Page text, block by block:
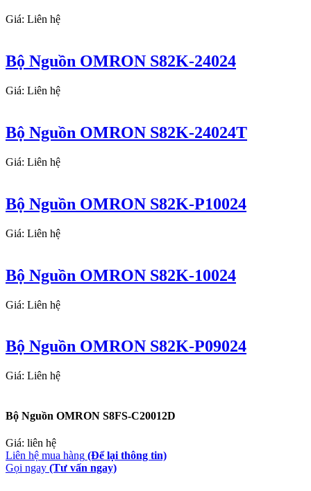
Giá: Liên hệ
Bộ Nguồn OMRON S82K-24024
Giá: Liên hệ
Bộ Nguồn OMRON S82K-24024T
Giá: Liên hệ
Bộ Nguồn OMRON S82K-P10024
Giá: Liên hệ
Bộ Nguồn OMRON S82K-10024
Giá: Liên hệ
Bộ Nguồn OMRON S82K-P09024
Giá: Liên hệ
Bộ Nguồn OMRON S8FS-C20012D
Giá: liên hệ
Liên hệ mua hàng (Để lại thông tin)
Gọi ngay (Tư vấn ngay)